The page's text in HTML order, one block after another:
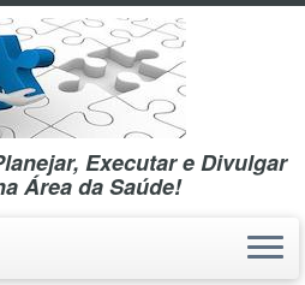
Executar e Divulgar
Área da Saúde!